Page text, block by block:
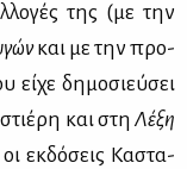
της (με την
και με την προ­
δη­μο­σιεύ­σει
και στη Λέ­ξη
εκ­δό­σεις Κα­στα­